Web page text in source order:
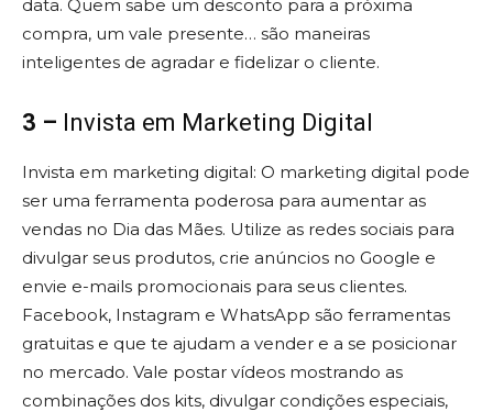
data. Quem sabe um desconto para a próxima
compra, um vale presente… são maneiras
inteligentes de agradar e fidelizar o cliente.
3 – Invista em Marketing Digital
Invista em marketing digital: O marketing digital pode
ser uma ferramenta poderosa para aumentar as
vendas no Dia das Mães. Utilize as redes sociais para
divulgar seus produtos, crie anúncios no Google e
envie e-mails promocionais para seus clientes.
Facebook, Instagram e WhatsApp são ferramentas
gratuitas e que te ajudam a vender e a se posicionar
no mercado. Vale postar vídeos mostrando as
combinações dos kits, divulgar condições especiais,